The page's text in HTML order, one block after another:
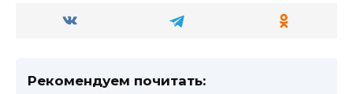
Рекомендуем почитать: